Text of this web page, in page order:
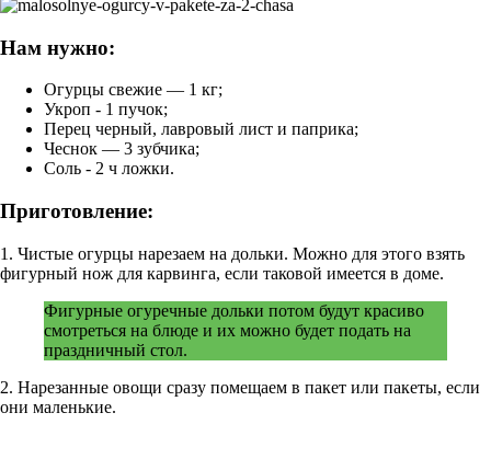
Нам нужно:
Огурцы свежие — 1 кг;
Укроп - 1 пучок;
Перец черный, лавровый лист и паприка;
Чеснок — 3 зубчика;
Соль - 2 ч ложки.
Приготовление:
1. Чистые огурцы нарезаем на дольки. Можно для этого взять
фигурный нож для карвинга, если таковой имеется в доме.
Фигурные огуречные дольки потом будут красиво
смотреться на блюде и их можно будет подать на
праздничный стол.
2. Нарезанные овощи сразу помещаем в пакет или пакеты, если
они маленькие.